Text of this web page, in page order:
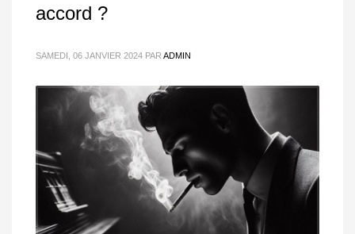
accord ?
SAMEDI, 06 JANVIER 2024 PAR ADMIN